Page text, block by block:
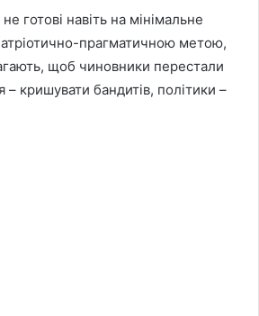
готові навіть на мінімальне
прагматичною метою,
щоб чиновники перестали
– кришувати бандитів, політики –